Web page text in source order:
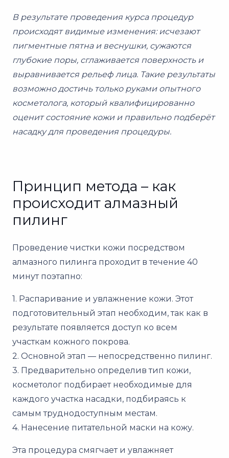
В результате проведения курса процедур
происходят видимые изменения: исчезают
пигментные пятна и веснушки, сужаются
глубокие поры, сглаживается поверхность и
выравнивается рельеф лица. Такие результаты
возможно достичь только руками опытного
косметолога, который квалифицированно
оценит состояние кожи и правильно подберёт
насадку для проведения процедуры.
Принцип метода – как
происходит алмазный
пилинг
Проведение чистки кожи посредством
алмазного пилинга проходит в течение 40
минут поэтапно:
1. Распаривание и увлажнение кожи. Этот
подготовительный этап необходим, так как в
результате появляется доступ ко всем
участкам кожного покрова.
2. Основной этап — непосредственно пилинг.
3. Предварительно определив тип кожи,
косметолог подбирает необходимые для
каждого участка насадки, подбираясь к
самым труднодоступным местам.
4. Нанесение питательной маски на кожу.
Эта процедура смягчает и увлажняет